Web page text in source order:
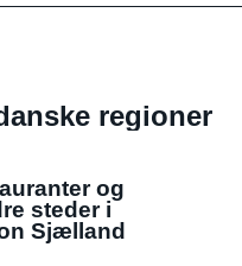
regioner
og
steder i
Sjælland